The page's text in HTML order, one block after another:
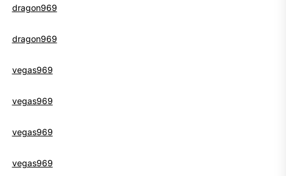
dragon969
dragon969
vegas969
vegas969
vegas969
vegas969